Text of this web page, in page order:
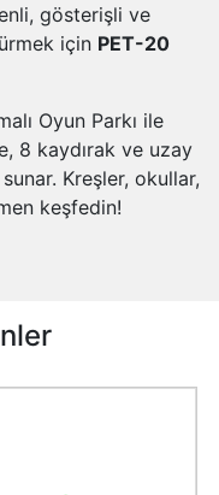
gösterişli ve
için PET-20
Oyun Parkı ile
8 kaydırak ve uzay
Kreşler, okullar,
keşfedin!